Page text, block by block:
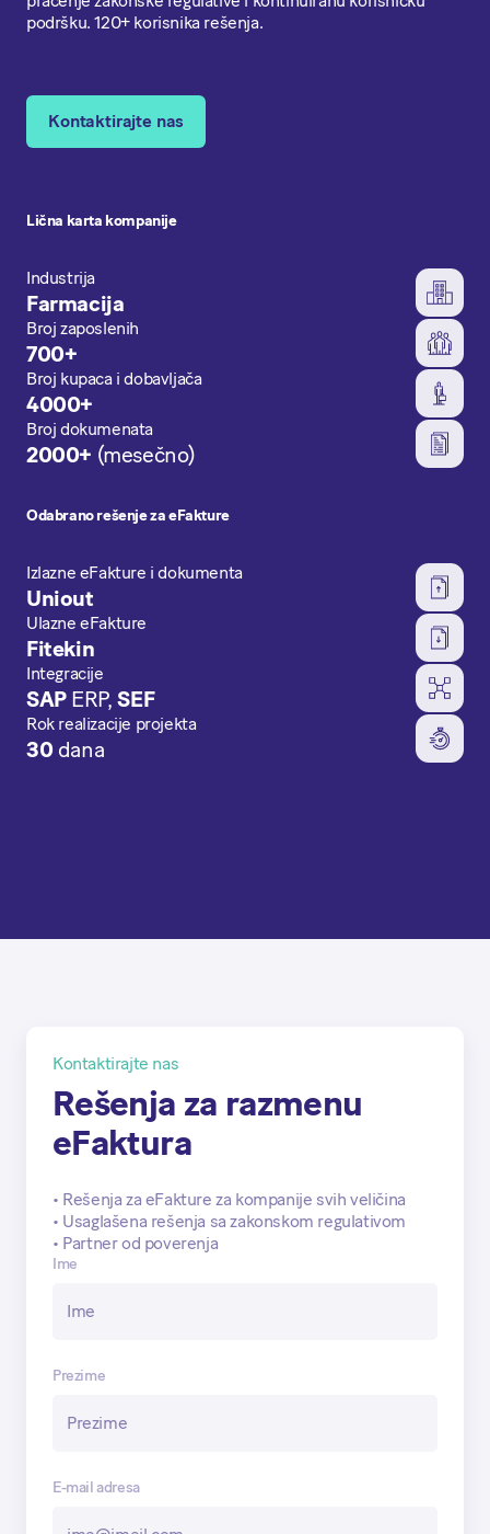
Lična karta kompanije
Odabrano rešenje za eFakture
Industrija
Farmacija
Broj zaposlenih
700+
Broj kupaca i dobavljača
4000+
Broj dokumenata
2000+ (mesečno)
Izlazne eFakture i dokumenta
Uniout
Ulazne eFakture
Fitekin
Integracije
SAPERP,SEF
Rok realizacije projekta
30 dana
podršku. 120+ korisnika rešenja.
Kontaktirajte nas
Kontaktirajte nas
Rešenja za razmenu
eFaktura
• Rešenja za eFakture za kompanije svih veličina
• Usaglašena rešenja sa zakonskom regulativom
• Partner od poverenja
Ime
Prezime
E-mail adresa